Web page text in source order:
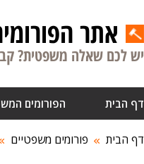
אתר
יש לכם שאלה משפטית?
דף הבית הפורומים
דף הבית פורומים משפטיים